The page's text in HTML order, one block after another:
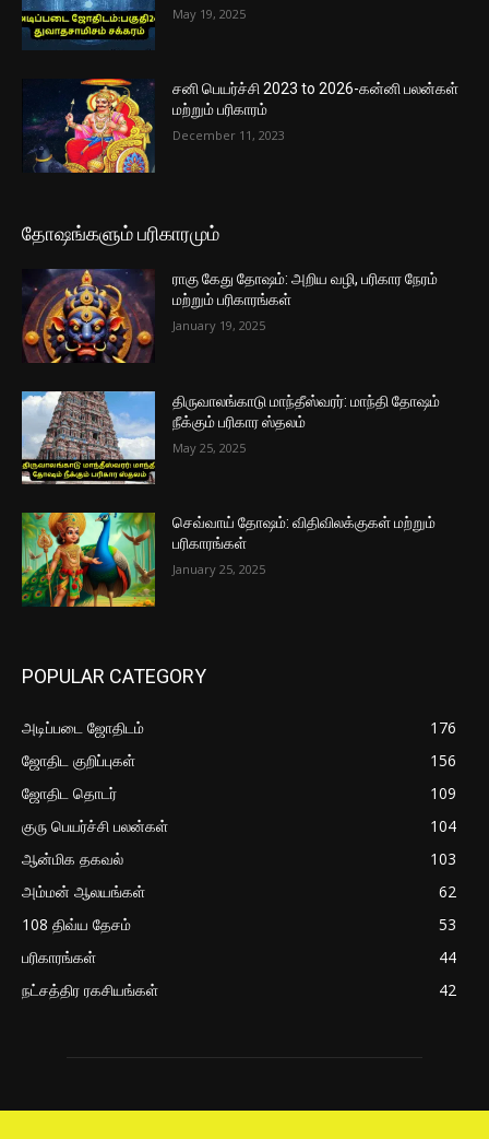
May 19, 2025
சனி பெயர்ச்சி 2023 to 2026-கன்னி பலன்கள்
மற்றும் பரிகாரம்
December 11, 2023
தோஷங்களும் பரிகாரமும்
ராகு கேது தோஷம்: அறிய வழி, பரிகார நேரம்
மற்றும் பரிகாரங்கள்
January 19, 2025
திருவாலங்காடு மாந்தீஸ்வரர்: மாந்தி தோஷம்
நீக்கும் பரிகார ஸ்தலம்
May 25, 2025
செவ்வாய் தோஷம்: விதிவிலக்குகள் மற்றும்
பரிகாரங்கள்
January 25, 2025
POPULAR CATEGORY
அடிப்படை ஜோதிடம்
176
ஜோதிட குறிப்புகள்
156
ஜோதிட தொடர்
109
குரு பெயர்ச்சி பலன்கள்
104
ஆன்மிக தகவல்
103
அம்மன் ஆலயங்கள்
62
108 திவ்ய தேசம்
53
பரிகாரங்கள்
44
நட்சத்திர ரகசியங்கள்
42